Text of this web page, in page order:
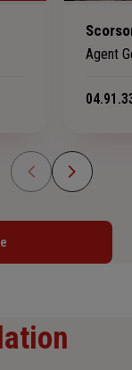
Agent